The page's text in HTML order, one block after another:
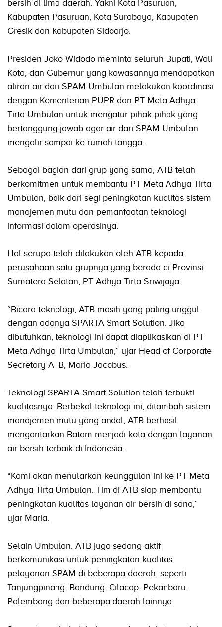
bersih di lima daerah. Yakni Kota Pasuruan,
Kabupaten Pasuruan, Kota Surabaya, Kabupaten
Gresik dan Kabupaten Sidoarjo.
Presiden Joko Widodo meminta seluruh Bupati, Wali
Kota, dan Gubernur yang kawasannya mendapatkan
aliran air dari SPAM Umbulan melakukan koordinasi
dengan Kementerian PUPR dan PT Meta Adhya
Tirta Umbulan untuk mengatur pihak-pihak yang
bertanggung jawab agar air dari SPAM Umbulan
mengalir sampai ke rumah tangga.
Sebagai bagian dari grup yang sama, ATB telah
berkomitmen untuk membantu PT Meta Adhya Tirta
Umbulan, baik dari segi peningkatan kualitas sistem
manajemen mutu dan pemanfaatan teknologi
informasi dalam operasinya.
Hal serupa telah dilakukan oleh ATB kepada
perusahaan satu grupnya yang berada di Provinsi
Sumatera Selatan, PT Adhya Tirta Sriwijaya.
“Bicara teknologi, ATB masih yang paling unggul
dengan adanya SPARTA Smart Solution. Jika
dibutuhkan, teknologi ini dapat diaplikasikan di PT
Meta Adhya Tirta Umbulan,” ujar Head of Corporate
Secretary ATB, Maria Jacobus.
Teknologi SPARTA Smart Solution telah terbukti
kualitasnya. Berbekal teknologi ini, ditambah sistem
manajemen mutu yang andal, ATB berhasil
mengantarkan Batam menjadi kota dengan layanan
air bersih terbaik di Indonesia.
“Kami akan menularkan keunggulan ini ke PT Meta
Adhya Tirta Umbulan. Tim di ATB siap membantu
peningkatan kualitas layanan air bersih di sana,”
ujar Maria.
Selain Umbulan, ATB juga sedang aktif
berkomunikasi untuk peningkatan kualitas
pelayanan SPAM di beberapa daerah, seperti
Tanjungpinang, Bandung, Cilacap, Pekanbaru,
Palembang dan beberapa daerah lainnya.